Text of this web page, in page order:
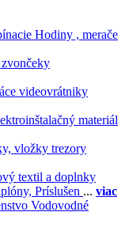
Hodiny , merače
videovrátniky
materiál
vložky trezory
textil a doplnky
Príslušen ... viac
Vodovodné